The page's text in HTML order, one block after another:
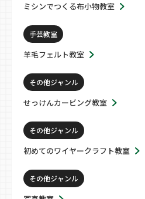
ミシンでつくる布小物教室
手芸教室
羊毛フェルト教室
その他ジャンル
せっけんカービング教室
その他ジャンル
初めてのワイヤークラフト教室
その他ジャンル